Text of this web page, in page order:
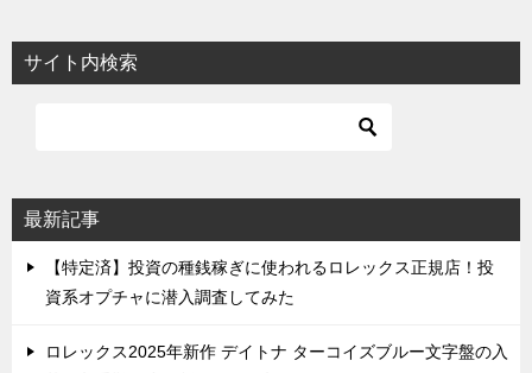
サイト内検索
最新記事
【特定済】投資の種銭稼ぎに使われるロレックス正規店！投
資系オプチャに潜入調査してみた
ロレックス2025年新作 デイトナ ターコイズブルー文字盤の入